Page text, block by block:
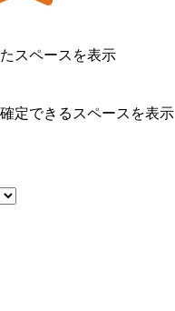
スペースを表示
定できるスペースを表示